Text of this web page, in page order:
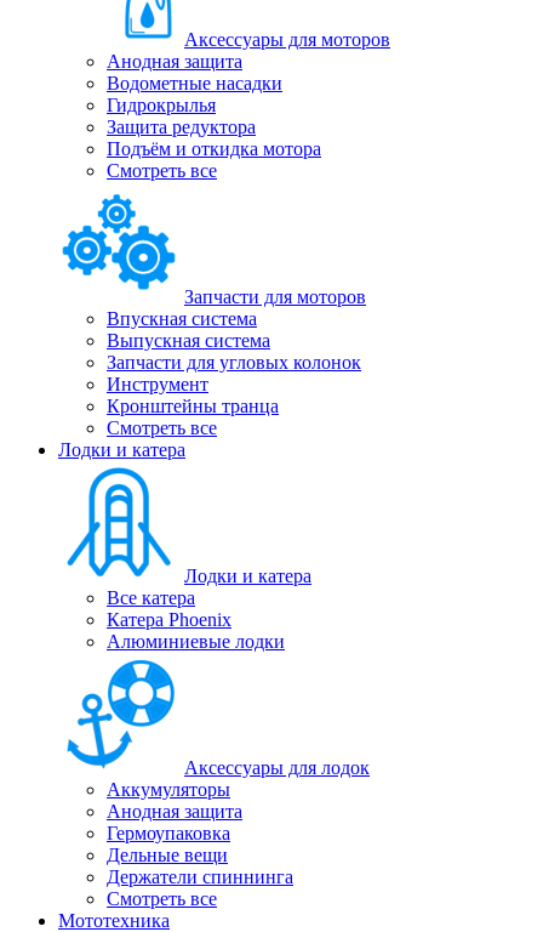
Аксессуары для моторов
Анодная защита
Водометные насадки
Гидрокрылья
Защита редуктора
Подъём и откидка мотора
Смотреть все
Запчасти для моторов
Впускная система
Выпускная система
Запчасти для угловых колонок
Инструмент
Кронштейны транца
Смотреть все
Лодки и катера
Лодки и катера
Все катера
Катера Phoenix
Алюминиевые лодки
Аксессуары для лодок
Аккумуляторы
Анодная защита
Гермоупаковка
Дельные вещи
Держатели спиннинга
Смотреть все
Мототехника